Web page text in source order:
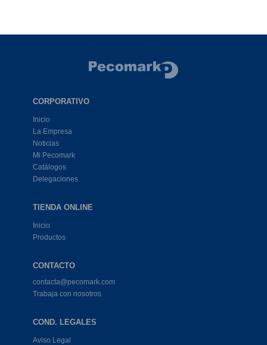
CORPORATIVO
Inicio
La Empresa
Noticias
Mi Pecomark
Catálogos
Delegaciones
TIENDA ONLINE
Inicio
Productos
CONTACTO
contacta@pecomark.com
Trabaja con nosotros
COND. LEGALES
Aviso Legal